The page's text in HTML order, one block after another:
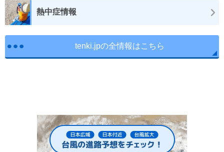
熱中症情報
tenki.jpの全情報はこちら